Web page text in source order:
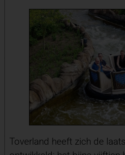
Toverland heeft zich de